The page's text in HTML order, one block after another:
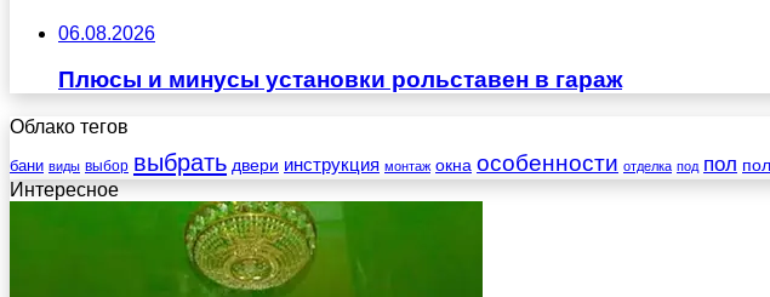
06.08.2026
Плюсы и минусы установки рольставен в гараж
Облако тегов
бани виды выбор выбрать двери инструкция монтаж окна особенности отделка под пол
Интересное